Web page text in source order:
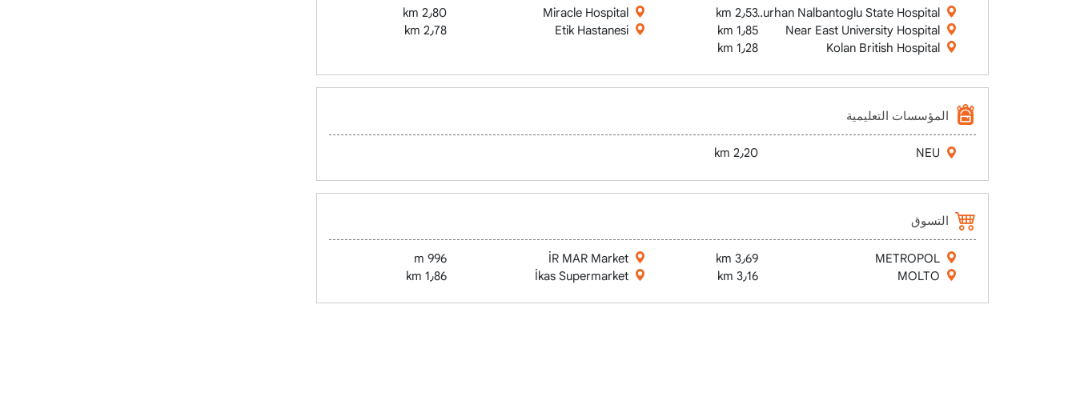
Burhan Nalbantoglu State Hospital2٫53 km
Near East University Hospital
1٫85 km
Kolan British Hospital
1٫28 km
Miracle Hospital
2٫80 km
Etik Hastanesi
2٫78 km
المؤسسات التعليمية
NEU 2٫20 km
التسوق
METROPOL
3٫69 km
MOLTO
3٫16 km
İR MAR Market
996 m
İkas Supermarket
1٫86 km